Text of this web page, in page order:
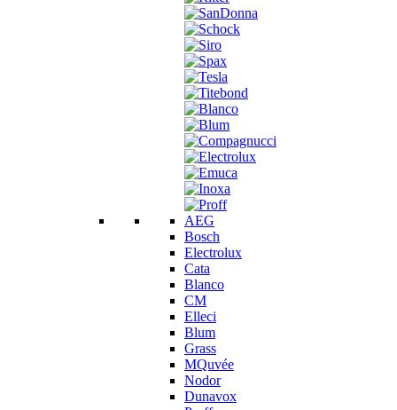
AEG
Bosch
Electrolux
Cata
Blanco
CM
Elleci
Blum
Grass
MQuvée
Nodor
Dunavox